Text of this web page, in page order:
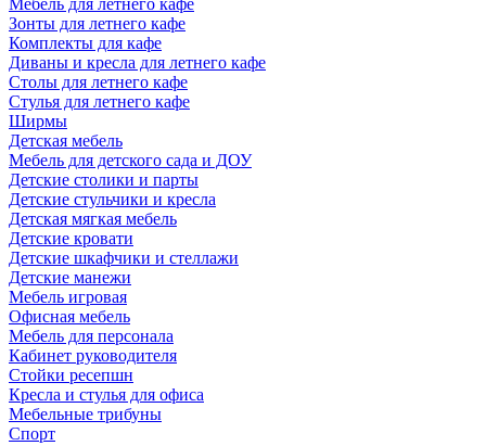
Мебель для летнего кафе
Зонты для летнего кафе
Комплекты для кафе
Диваны и кресла для летнего кафе
Столы для летнего кафе
Стулья для летнего кафе
Ширмы
Детская мебель
Мебель для детского сада и ДОУ
Детские столики и парты
Детские стульчики и кресла
Детская мягкая мебель
Детские кровати
Детские шкафчики и стеллажи
Детские манежи
Мебель игровая
Офисная мебель
Мебель для персонала
Кабинет руководителя
Стойки ресепшн
Кресла и стулья для офиса
Мебельные трибуны
Спорт